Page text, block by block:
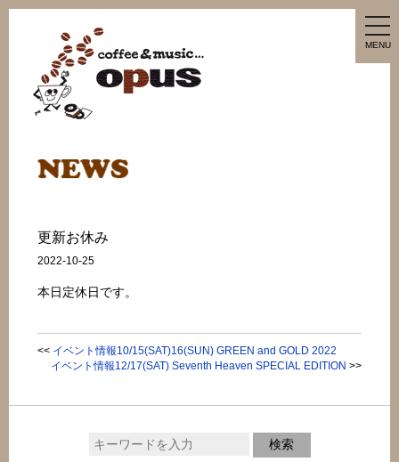
MENU
更新お休み
2022-10-25
本日定休日です。
<< イベント情報10/15(SAT)16(SUN) GREEN and GOLD 2022
イベント情報12/17(SAT) Seventh Heaven SPECIAL EDITION >>